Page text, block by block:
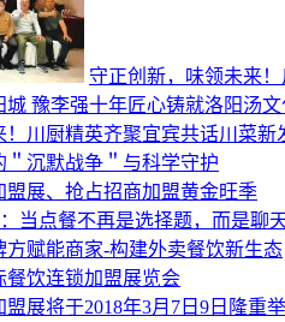
守正创新，味领未来
豫李强十年匠心铸就洛阳汤
川厨精英齐聚宜宾共话川菜新
沉默战争＂与科学守护
盟展、抢占招商加盟黄金旺季
当点餐不再是选择题，而是聊
赋能商家-构建外卖餐饮新生态
餐饮连锁加盟展览会
盟展将于2018年3月7日9日隆重